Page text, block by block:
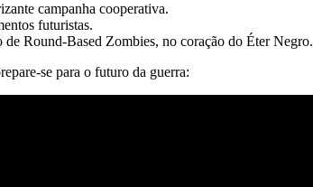
campanha cooperativa.
futuristas.
Round-Based Zombies, no coração do Éter Negro.
se para o futuro da guerra: